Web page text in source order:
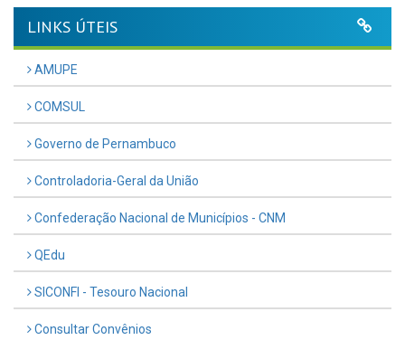
LINKS ÚTEIS
AMUPE
COMSUL
Governo de Pernambuco
Controladoria-Geral da União
Confederação Nacional de Municípios - CNM
QEdu
SICONFI - Tesouro Nacional
Consultar Convênios